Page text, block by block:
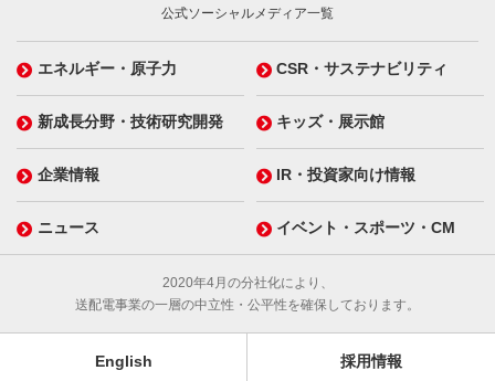
公式ソーシャルメディア一覧
エネルギー・原子力 CSR・サステナビリティ
新成長分野・技術研究開発 キッズ・展示館
企業情報 IR・投資家向け情報
ニュース イベント・スポーツ・CM
2020年4月の分社化により、
送配電事業の一層の中立性・公平性を確保しております。
English 採用情報